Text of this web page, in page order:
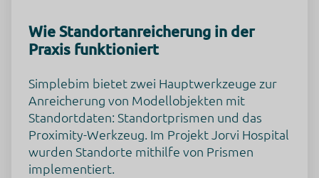
Wie Standortanreicherung in der
Praxis funktioniert
Simplebim bietet zwei Hauptwerkzeuge zur
Anreicherung von Modellobjekten mit
Standortdaten: Standortprismen und das
Proximity-Werkzeug. Im Projekt Jorvi Hospital
wurden Standorte mithilfe von Prismen
implementiert.